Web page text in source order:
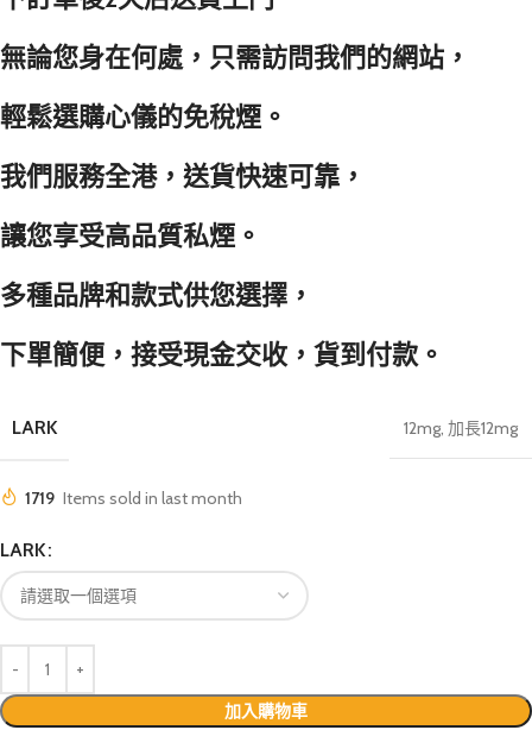
無論您身在何處，只需訪問我們的網站，
輕鬆選購心儀的免稅煙。
我們服務全港，送貨快速可靠，
讓您享受高品質私煙。
多種品牌和款式供您選擇，
下單簡便，接受現金交收，貨到付款。
LARK 12mg, 加長12mg
1719 Items sold in last month
LARK
加入購物車